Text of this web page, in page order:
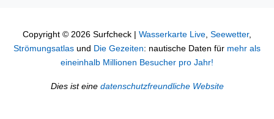
Copyright © 2026 Surfcheck | Wasserkarte Live, Seewetter,
Strömungsatlas und Die Gezeiten: nautische Daten für mehr als
eineinhalb Millionen Besucher pro Jahr!
Dies ist eine datenschutzfreundliche Website